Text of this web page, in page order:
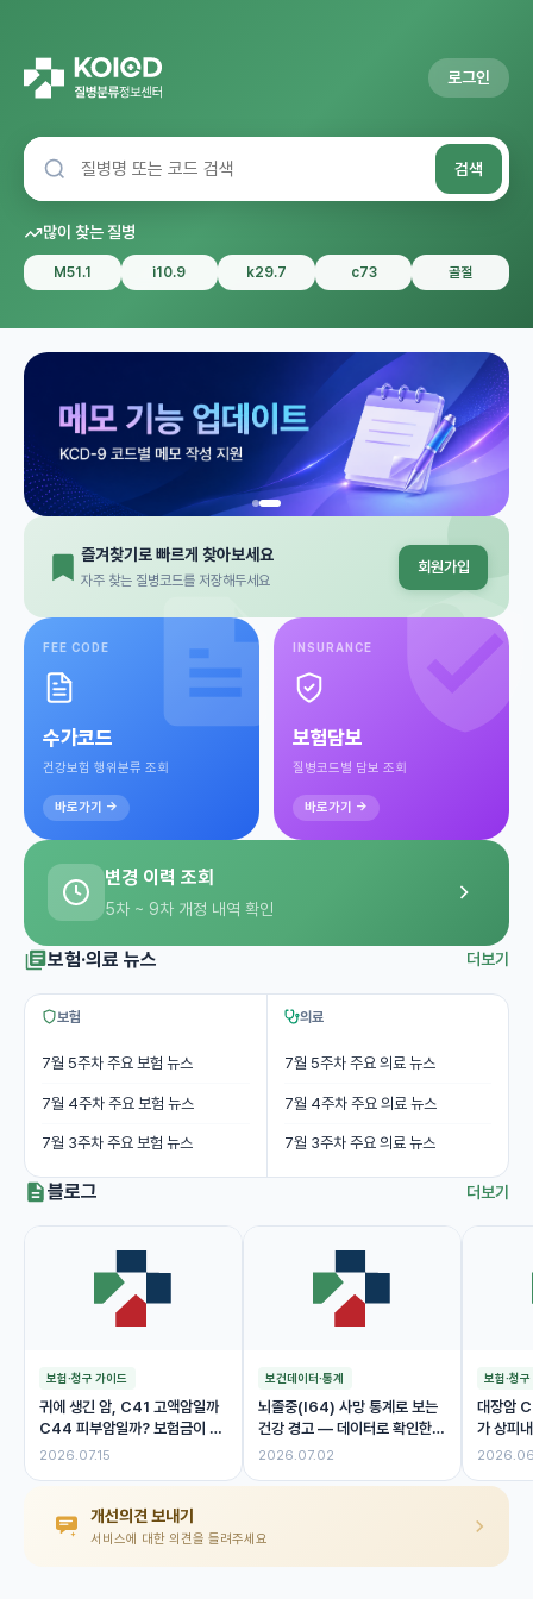
로그인
검색
많이 찾는 질병
M51.1 i10.9 k29.7 c73 골절
즐겨찾기로 빠르게 찾아보세요
자주 찾는 질병코드를 저장해두세요
회원가입
FEE CODE
수가코드
건강보험 행위분류 조회
바로가기 →
INSURANCE
보험담보
질병코드별 담보 조회
바로가기 →
변경 이력 조회
5차 ~ 9차 개정 내역 확인
보험·의료 뉴스 더보기
보험
7월 5주차 주요 보험 뉴스
7월 4주차 주요 보험 뉴스
7월 3주차 주요 보험 뉴스
의료
7월 5주차 주요 의료 뉴스
7월 4주차 주요 의료 뉴스
7월 3주차 주요 의료 뉴스
블로그 더보기
보험·청구 가이드
귀에 생긴 암, C41 고액암일까
C44 피부암일까? 보험금이 달
라진 이유
2026.07.15
보건데이터·통계
뇌졸중(I64) 사망 통계로 보는
건강 경고 — 데이터로 확인한
위험 신호
2026.07.02
보험·청
대장암
가 상피
제 보험
개선의견 보내기
서비스에 대한 의견을 들려주세요